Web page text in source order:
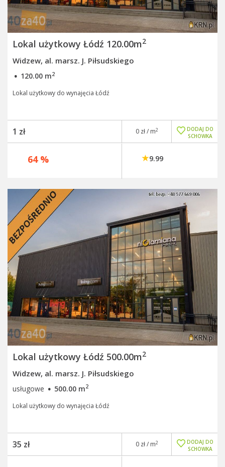
Lokal użytkowy Łódź 120.00m2
Widzew, al. marsz. J. Piłsudskiego
· 120.00 m2
Lokal użytkowy do wynajęcia Łódź
1 zł
DODAJ DO
SCHOWKA
0 zł / m2
64 % 9.99
Lokal użytkowy Łódź 500.00m2
Widzew, al. marsz. J. Piłsudskiego
usługowe · 500.00 m2
Lokal użytkowy do wynajęcia Łódź
35 zł
DODAJ DO
SCHOWKA
0 zł / m2